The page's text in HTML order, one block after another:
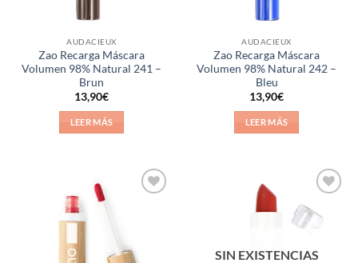
AUDACIEUX
Zao Recarga Máscara
Volumen 98% Natural 241 –
Brun
13,90€
LEER MÁS
AUDACIEUX
Zao Recarga Máscara
Volumen 98% Natural 242 –
Bleu
13,90€
LEER MÁS
a la
SIN EXISTENCIAS